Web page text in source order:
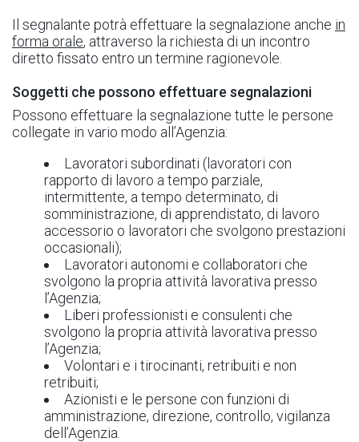
Il segnalante potrà effettuare la segnalazione anche in
forma orale, attraverso la richiesta di un incontro
diretto fissato entro un termine ragionevole.
Soggetti che possono effettuare segnalazioni
Possono effettuare la segnalazione tutte le persone
collegate in vario modo all’Agenzia:
Lavoratori subordinati (lavoratori con
rapporto di lavoro a tempo parziale,
intermittente, a tempo determinato, di
somministrazione, di apprendistato, di lavoro
accessorio o lavoratori che svolgono prestazioni
occasionali);
Lavoratori autonomi e collaboratori che
svolgono la propria attività lavorativa presso
l’Agenzia;
Liberi professionisti e consulenti che
svolgono la propria attività lavorativa presso
l’Agenzia;
Volontari e i tirocinanti, retribuiti e non
retribuiti;
Azionisti e le persone con funzioni di
amministrazione, direzione, controllo, vigilanza
dell’Agenzia.